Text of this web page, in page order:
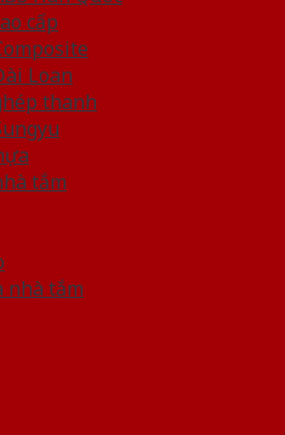
cấp
Loan
thanh
tắm
nhà tắm